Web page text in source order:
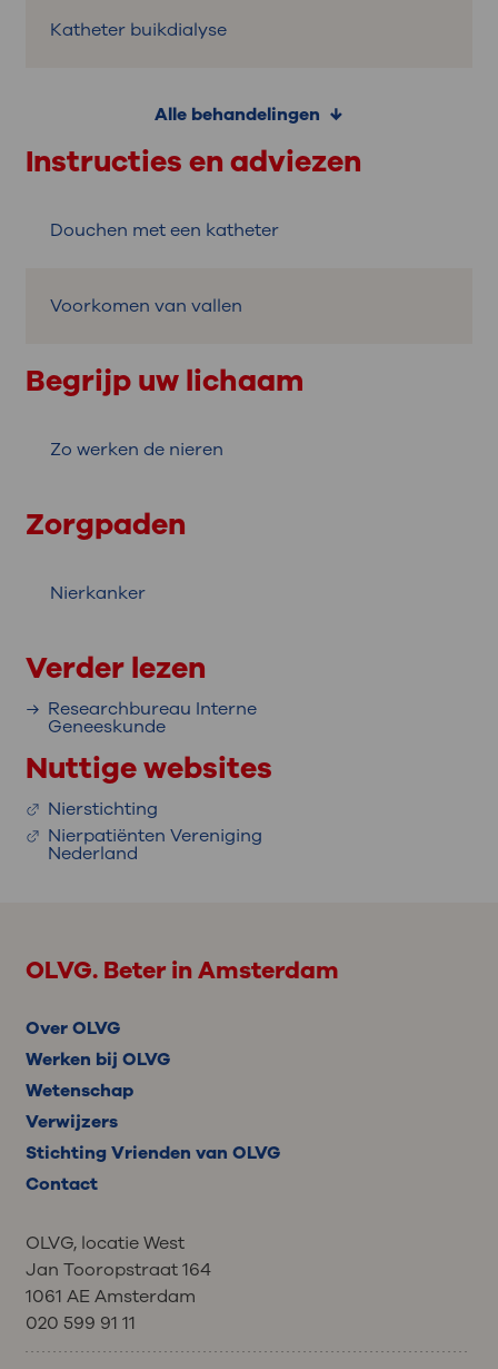
Katheter buikdialyse
Alle behandelingen
Instructies en adviezen
Douchen met een katheter
Voorkomen van vallen
Begrijp uw lichaam
Zo werken de nieren
Zorgpaden
Nierkanker
Verder lezen
Researchbureau Interne
Geneeskunde
Nuttige websites
Nierstichting
Nierpatiënten Vereniging
Nederland
OLVG. Beter in Amsterdam
Over OLVG
Werken bij OLVG
Wetenschap
Verwijzers
Stichting Vrienden van OLVG
Contact
OLVG, locatie West
Jan Tooropstraat 164
1061 AE Amsterdam
020 599 91 11